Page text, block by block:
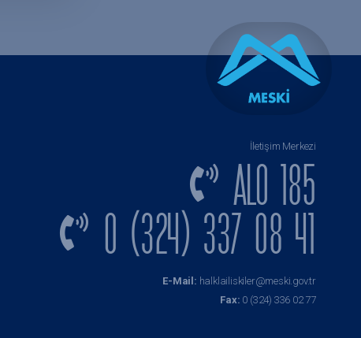
İletişim Merkezi
ALO 185
0 (324) 337 08 41
E-Mail: halklailiskiler@meski.gov.tr
Fax: 0 (324) 336 02 77